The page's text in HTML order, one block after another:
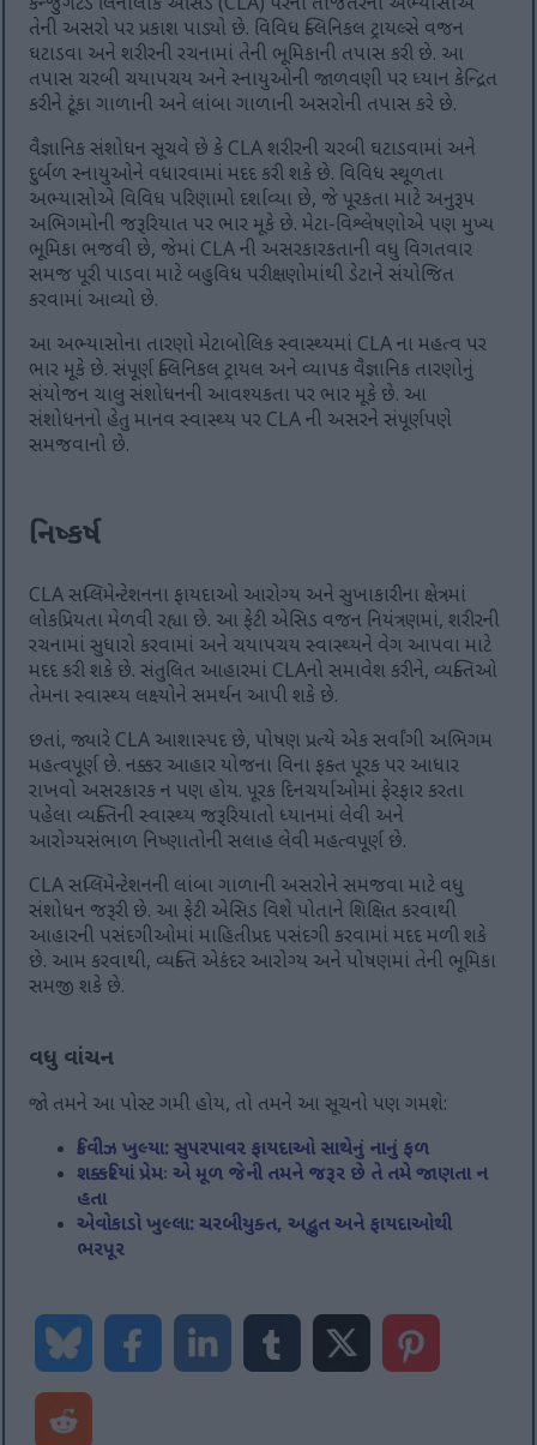
કન્જુગેટેડ લિનોલીક એસિડ (CLA) પરના તાજેતરના અભ્યાસોએ
તેની અસરો પર પ્રકાશ પાડ્યો છે. વિવિધ ક્લિનિકલ ટ્રાયલ્સે વજન
ઘટાડવા અને શરીરની રચનામાં તેની ભૂમિકાની તપાસ કરી છે. આ
તપાસ ચરબી ચયાપચય અને સ્નાયુઓની જાળવણી પર ધ્યાન કેન્દ્રિત
કરીને ટૂંકા ગાળાની અને લાંબા ગાળાની અસરોની તપાસ કરે છે.
વૈજ્ઞાનિક સંશોધન સૂચવે છે કે CLA શરીરની ચરબી ઘટાડવામાં અને
દુર્બળ સ્નાયુઓને વધારવામાં મદદ કરી શકે છે. વિવિધ સ્થૂળતા
અભ્યાસોએ વિવિધ પરિણામો દર્શાવ્યા છે, જે પૂરકતા માટે અનુરૂપ
અભિગમોની જરૂરિયાત પર ભાર મૂકે છે. મેટા-વિશ્લેષણોએ પણ મુખ્ય
ભૂમિકા ભજવી છે, જેમાં CLA ની અસરકારકતાની વધુ વિગતવાર
સમજ પૂરી પાડવા માટે બહુવિધ પરીક્ષણોમાંથી ડેટાને સંયોજિત
કરવામાં આવ્યો છે.
આ અભ્યાસોના તારણો મેટાબોલિક સ્વાસ્થ્યમાં CLA ના મહત્વ પર
ભાર મૂકે છે. સંપૂર્ણ ક્લિનિકલ ટ્રાયલ અને વ્યાપક વૈજ્ઞાનિક તારણોનું
સંયોજન ચાલુ સંશોધનની આવશ્યકતા પર ભાર મૂકે છે. આ
સંશોધનનો હેતુ માનવ સ્વાસ્થ્ય પર CLA ની અસરને સંપૂર્ણપણે
સમજવાનો છે.
નિષ્કર્ષ
CLA સપ્લિમેન્ટેશનના ફાયદાઓ આરોગ્ય અને સુખાકારીના ક્ષેત્રમાં
લોકપ્રિયતા મેળવી રહ્યા છે. આ ફેટી એસિડ વજન નિયંત્રણમાં, શરીરની
રચનામાં સુધારો કરવામાં અને ચયાપચય સ્વાસ્થ્યને વેગ આપવા માટે
મદદ કરી શકે છે. સંતુલિત આહારમાં CLAનો સમાવેશ કરીને, વ્યક્તિઓ
તેમના સ્વાસ્થ્ય લક્ષ્યોને સમર્થન આપી શકે છે.
છતાં, જ્યારે CLA આશાસ્પદ છે, પોષણ પ્રત્યે એક સર્વાંગી અભિગમ
મહત્વપૂર્ણ છે. નક્કર આહાર યોજના વિના ફક્ત પૂરક પર આધાર
રાખવો અસરકારક ન પણ હોય. પૂરક દિનચર્યાઓમાં ફેરફાર કરતા
પહેલા વ્યક્તિની સ્વાસ્થ્ય જરૂરિયાતો ધ્યાનમાં લેવી અને
આરોગ્યસંભાળ નિષ્ણાતોની સલાહ લેવી મહત્વપૂર્ણ છે.
CLA સપ્લિમેન્ટેશનની લાંબા ગાળાની અસરોને સમજવા માટે વધુ
સંશોધન જરૂરી છે. આ ફેટી એસિડ વિશે પોતાને શિક્ષિત કરવાથી
આહારની પસંદગીઓમાં માહિતીપ્રદ પસંદગી કરવામાં મદદ મળી શકે
છે. આમ કરવાથી, વ્યક્તિ એકંદર આરોગ્ય અને પોષણમાં તેની ભૂમિકા
સમજી શકે છે.
વધુ વાંચન
જો તમને આ પોસ્ટ ગમી હોય, તો તમને આ સૂચનો પણ ગમશે:
કિવીઝ ખુલ્યા: સુપરપાવર ફાયદાઓ સાથેનું નાનું ફળ
શક્કરિયાં પ્રેમઃ એ મૂળ જેની તમને જરૂર છે તે તમે જાણતા ન
હતા
એવોકાડો ખુલ્લા: ચરબીયુક્ત, અદ્ભુત અને ફાયદાઓથી
ભરપૂર